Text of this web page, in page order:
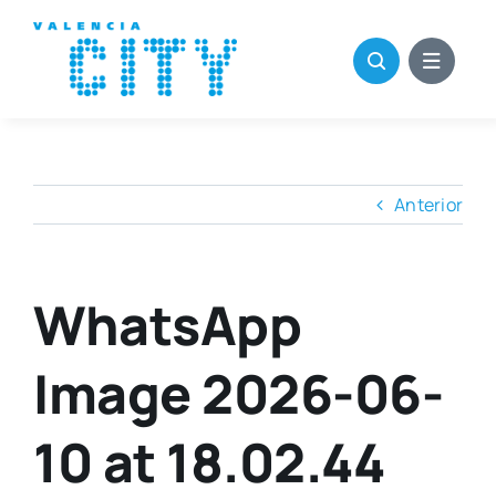
contenido
Anterior
WhatsApp
Image 2026-06-
10 at 18.02.44